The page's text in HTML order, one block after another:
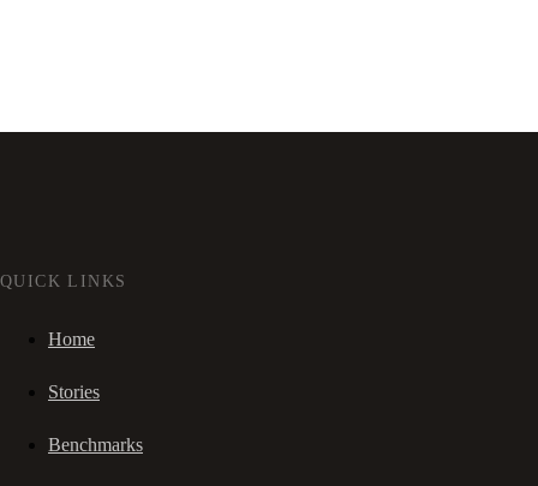
QUICK LINKS
Home
Stories
Benchmarks